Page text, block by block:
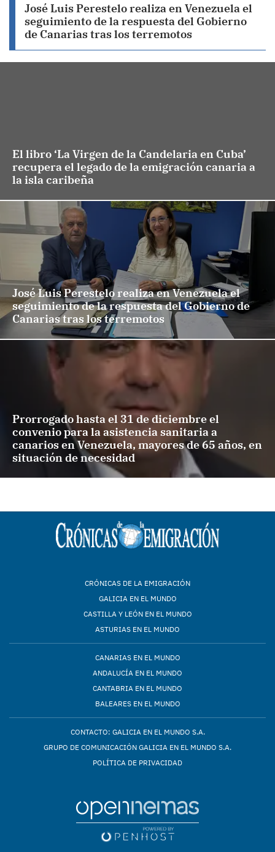
José Luis Perestelo realiza en Venezuela el
seguimiento de la respuesta del Gobierno
de Canarias tras los terremotos
El libro ‘La Virgen de la Candelaria en Cuba’
recupera el legado de la emigración canaria a
la isla caribeña
José Luis Perestelo realiza en Venezuela el
seguimiento de la respuesta del Gobierno de
Canarias tras los terremotos
Prorrogado hasta el 31 de diciembre el
convenio para la asistencia sanitaria a
canarios en Venezuela, mayores de 65 años, en
situación de necesidad
CRÓNICAS DE LA EMIGRACIÓN
GALICIA EN EL MUNDO
CASTILLA Y LEÓN EN EL MUNDO
ASTURIAS EN EL MUNDO
CANARIAS EN EL MUNDO
ANDALUCÍA EN EL MUNDO
CANTABRIA EN EL MUNDO
BALEARES EN EL MUNDO
CONTACTO: GALICIA EN EL MUNDO S.A.
GRUPO DE COMUNICACIÓN GALICIA EN EL MUNDO S.A.
POLÍTICA DE PRIVACIDAD